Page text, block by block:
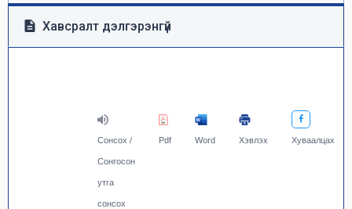
Хавсралт дэлгэрэнгүй
Сонсох /
Сонгосон
утга
сонсох
Pdf Word Хэвлэх Хуваалцах